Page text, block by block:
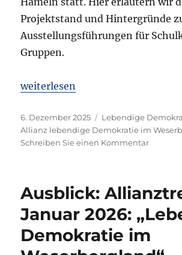
Projektstand und Hintergründe
Ausstellungsführungen für
Gruppen.
„Einladung: Vorstellung
weiterlesen
Veröffentlicht
am
6. Dezember 2025 Kategorien
Lebendige
Allianz lebendige Demokratie im
Schreiben Sie einen Kommentarzu
„Torten
2026
im
Ausblick:
Januar 2026:
Demokratie im